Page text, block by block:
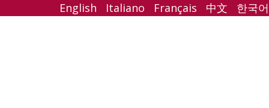
English Italiano Français 中文 한국어